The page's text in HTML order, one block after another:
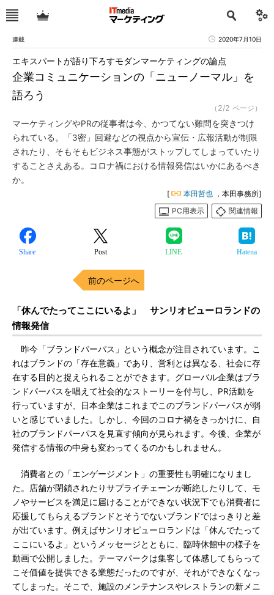
連載 2020年7月10日
企業コミュニケーションの「ニューノーマル」を
語ろう
エキスパートが語り下ろすモダンマーケティングの論点
（2/2 ページ）
マーケティングやPRの従事者は今、かつてない難問を突きつけ
られている。「3密」回避などの視点から宣伝・広報活動が制限
されたり、そもそもビジネス事態がストップしてしまっていたり
することさえある。コロナ禍における情報発信はいかにあるべき
か。
[ 本田哲也 ，本田事務所]
PC用表示
関連情報
Share Post LINE Hatena
前のページへ
「休んでたってここにいるよ」 サンリオピューロランドの
情報発信
昨今「ブランドパーパス」という概念が注目されています。こ
れはブランドの「存在意義」であり、営利とは異なる、社会に存
在する目的と捉えられることができます。グローバル企業はブラ
ンドパーパスを唱えて社会的なストーリーを付与し、PR活動を
行っていますが、日本企業はこれまでこのブランドパーパスが弱
いと感じていました。しかし、今回のコロナ禍をきっかけに、自
社のブランドパーパスを見直す傾向が見られます。今後、企業が
発信する情報の中身も変わってくるのかもしれません。
消費者との「エンゲージメント」の重要性も明確になりまし
た。店舗が閉鎖されたりサプライチェーンが断絶したりして、モ
ノやサービスを満足に届けることができない状況下でも消費者に
応援してもらえるブランドとそうでないブランドではっきりと差
が出ています。例えばサンリオピューロランドは「休んでたって
ここにいるよ」というメッセージとともに、臨時休館中の様子を
動画で公開しました。テーマパークは集客して体感してもらって
こそ価値を提供できる業態だったのですが、それができなくなっ
てしまった。そこで、施設のメンテナンスやレストランの新メニ